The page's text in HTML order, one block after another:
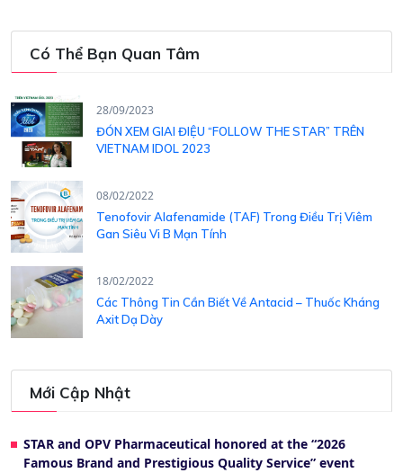
Có Thể Bạn Quan Tâm
28/09/2023
ĐÓN XEM GIAI ĐIỆU “FOLLOW THE STAR” TRÊN
VIETNAM IDOL 2023
08/02/2022
Tenofovir Alafenamide (TAF) Trong Điều Trị Viêm
Gan Siêu Vi B Mạn Tính
18/02/2022
Các Thông Tin Cần Biết Về Antacid – Thuốc Kháng
Axit Dạ Dày
Mới Cập Nhật
STAR and OPV Pharmaceutical honored at the “2026
Famous Brand and Prestigious Quality Service” event